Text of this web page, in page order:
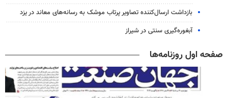
بازداشت ارسال‌کننده تصاویر پرتاب موشک به رسانه‌های معاند در یزد
آبغوره‌گیری سنتی در شیراز
صفحه اول روزنامه‌ها